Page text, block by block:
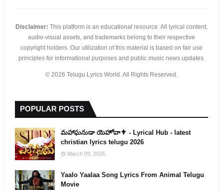
Disclaimer: This platform is an educational resource. All lyrical content,
audio-visual assets, and trademarks belong to their respective
copyright holders. Our utilization of this material is based on fair use
principles for informational purposes and public music news updates.
© 2026 Telugu Lyrics World. All Rights Reserved.
POPULAR POSTS
​మహాఘనుడా యెహోవా✝️ - Lyrical Hub - latest
christian lyrics telugu 2026
March 09, 2026
Yaalo Yaalaa Song Lyrics From Animal Telugu
Movie